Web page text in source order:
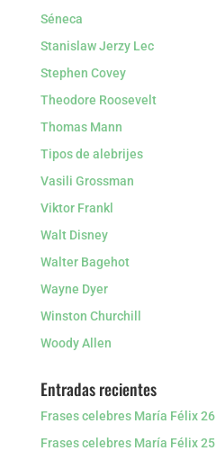
Séneca
Stanislaw Jerzy Lec
Stephen Covey
Theodore Roosevelt
Thomas Mann
Tipos de alebrijes
Vasili Grossman
Viktor Frankl
Walt Disney
Walter Bagehot
Wayne Dyer
Winston Churchill
Woody Allen
Entradas recientes
Frases celebres María Félix 26
Frases celebres María Félix 25